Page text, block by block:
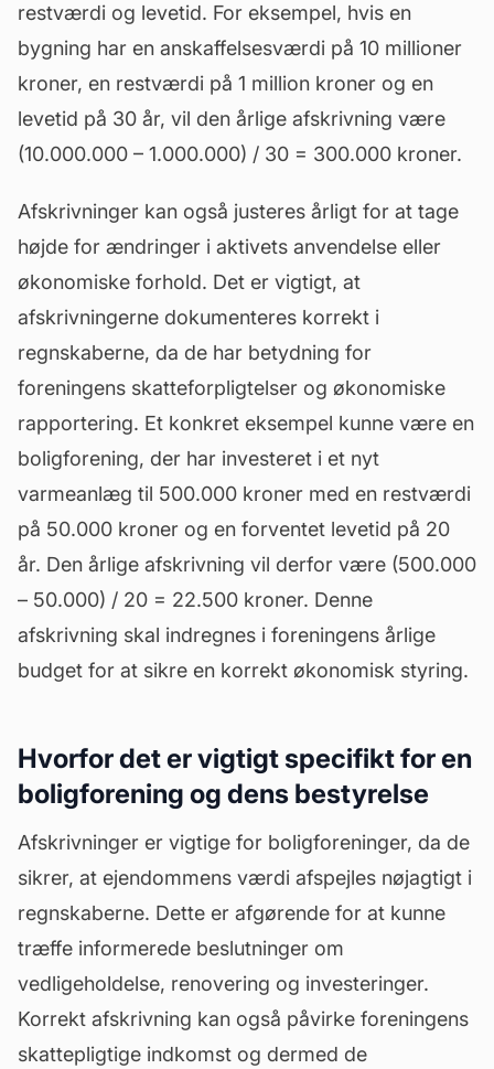
restværdi og levetid. For eksempel, hvis en
bygning har en anskaffelsesværdi på 10 millioner
kroner, en restværdi på 1 million kroner og en
levetid på 30 år, vil den årlige afskrivning være
(10.000.000 – 1.000.000) / 30 = 300.000 kroner.
Afskrivninger kan også justeres årligt for at tage
højde for ændringer i aktivets anvendelse eller
økonomiske forhold. Det er vigtigt, at
afskrivningerne dokumenteres korrekt i
regnskaberne, da de har betydning for
foreningens skatteforpligtelser og økonomiske
rapportering. Et konkret eksempel kunne være en
boligforening, der har investeret i et nyt
varmeanlæg til 500.000 kroner med en restværdi
på 50.000 kroner og en forventet levetid på 20
år. Den årlige afskrivning vil derfor være (500.000
– 50.000) / 20 = 22.500 kroner. Denne
afskrivning skal indregnes i foreningens årlige
budget for at sikre en korrekt økonomisk styring.
Hvorfor det er vigtigt specifikt for en
boligforening og dens bestyrelse
Afskrivninger er vigtige for boligforeninger, da de
sikrer, at ejendommens værdi afspejles nøjagtigt i
regnskaberne. Dette er afgørende for at kunne
træffe informerede beslutninger om
vedligeholdelse, renovering og investeringer.
Korrekt afskrivning kan også påvirke foreningens
skattepligtige indkomst og dermed de